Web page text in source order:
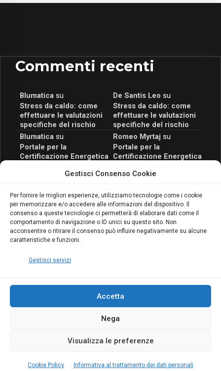
Gestisci Consenso Cookie
Per fornire le migliori esperienze, utilizziamo tecnologie come i cookie
per memorizzare e/o accedere alle informazioni del dispositivo. Il
consenso a queste tecnologie ci permetterà di elaborare dati come il
comportamento di navigazione o ID unici su questo sito. Non
acconsentire o ritirare il consenso può influire negativamente su alcune
caratteristiche e funzioni.
Gestisci servizi
Accetta
Nega
Visualizza le preferenze
Cookie Policy Informativa al trattamento dei dati personali
Commenti recenti
Blumaticasu
Stress da caldo: come
effettuare le valutazioni
specifiche del rischio
De Santis Leo su
Stress da caldo: come
effettuare le valutazioni
specifiche del rischio
Blumaticasu
Portale per la
Certificazione Energetica
scopri il Corso Blumatica
Romeo Myrtaj su
Portale per la
Certificazione Energetica
scopri il Corso Blumatica
Blumaticasu
Coordinatore della
Sicurezza: cosa è
richiesto per abilitazione
e aggiornamento
Copyright Blumatica
MENU